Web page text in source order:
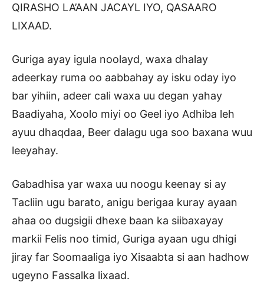
QIRASHO LA’AAN JACAYL IYO, QASAARO
LIXAAD.
Guriga ayay igula noolayd, waxa dhalay
adeerkay ruma oo aabbahay ay isku oday iyo
bar yihiin, adeer cali waxa uu degan yahay
Baadiyaha, Xoolo miyi oo Geel iyo Adhiba leh
ayuu dhaqdaa, Beer dalagu uga soo baxana wuu
leeyahay.
Gabadhisa yar waxa uu noogu keenay si ay
Tacliin ugu barato, anigu berigaa kuray ayaan
ahaa oo dugsigii dhexe baan ka siibaxayay
markii Felis noo timid, Guriga ayaan ugu dhigi
jiray far Soomaaliga iyo Xisaabta si aan hadhow
ugeyno Fassalka lixaad.